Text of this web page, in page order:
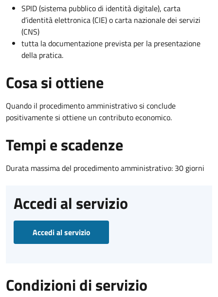
SPID (sistema pubblico di identità digitale), carta
d’identità elettronica (CIE) o carta nazionale dei servizi
(CNS)
tutta la documentazione prevista per la presentazione
della pratica.
Cosa si ottiene
Quando il procedimento amministrativo si conclude
positivamente si ottiene un contributo economico.
Tempi e scadenze
Durata massima del procedimento amministrativo: 30 giorni
Accedi al servizio
Accedi al servizio
Condizioni di servizio